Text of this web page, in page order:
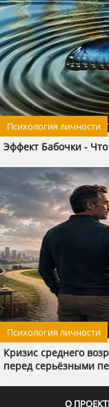
Психология личности
Эффект Бабочки - Что
Психология личности
Кризис среднего
перед серьёзными
О